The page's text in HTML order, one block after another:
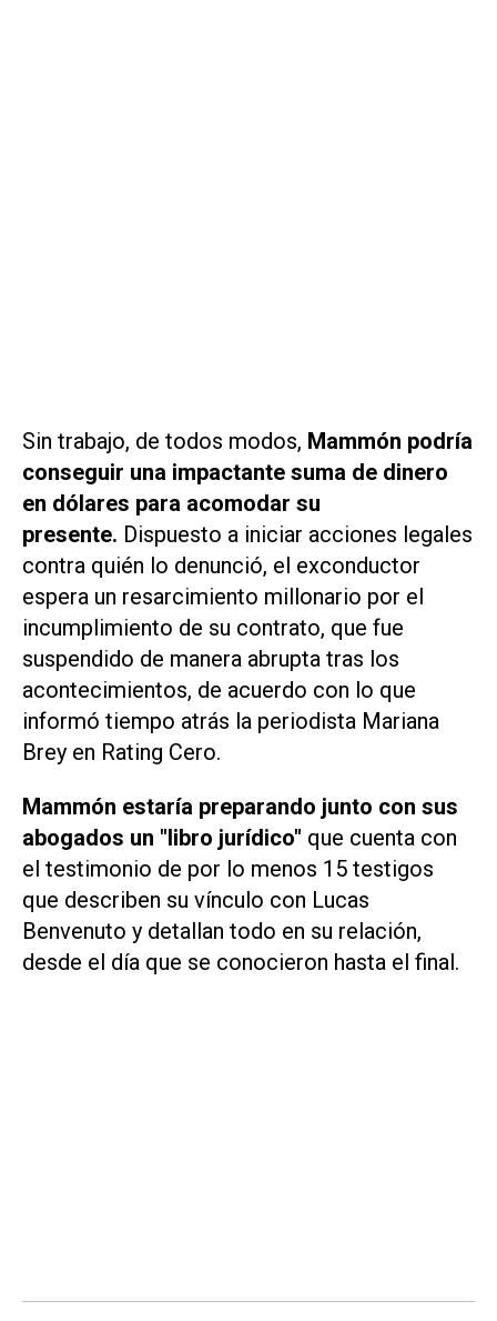
Sin trabajo, de todos modos, Mammón podría
conseguir una impactante suma de dinero
en dólares para acomodar su
presente. Dispuesto a iniciar acciones legales
contra quién lo denunció, el exconductor
espera un resarcimiento millonario por el
incumplimiento de su contrato, que fue
suspendido de manera abrupta tras los
acontecimientos, de acuerdo con lo que
informó tiempo atrás la periodista Mariana
Brey en Rating Cero.
Mammón estaría preparando junto con sus
abogados un "libro jurídico" que cuenta con
el testimonio de por lo menos 15 testigos
que describen su vínculo con Lucas
Benvenuto y detallan todo en su relación,
desde el día que se conocieron hasta el final.